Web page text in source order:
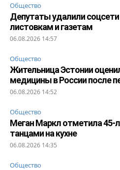
Общество
Депутаты удалили соцсети
листовкам и газетам
06.08.2026 14:57
Общество
Жительница Эстонии
медицины в России после
06.08.2026 14:52
Общество
Меган Маркл отметила 45-
танцами на кухне
06.08.2026 14:35
Общество